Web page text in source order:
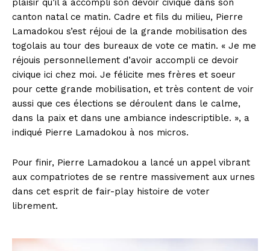
plaisir qu’il a accompli son devoir civique dans son
canton natal ce matin. Cadre et fils du milieu, Pierre
Lamadokou s’est réjoui de la grande mobilisation des
togolais au tour des bureaux de vote ce matin. « Je me
réjouis personnellement d’avoir accompli ce devoir
civique ici chez moi. Je félicite mes frères et soeur
pour cette grande mobilisation, et très content de voir
aussi que ces élections se déroulent dans le calme,
dans la paix et dans une ambiance indescriptible. », a
indiqué Pierre Lamadokou à nos micros.
Pour finir, Pierre Lamadokou a lancé un appel vibrant
aux compatriotes de se rentre massivement aux urnes
dans cet esprit de fair-play histoire de voter
librement.